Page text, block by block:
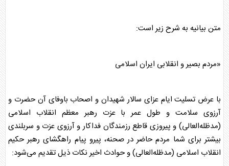
متن بیانیه به شرح زیر است:
«مردم بصیر و انقلابی ایران اسلامی
با عرض تسلیت ایام عزای سالار شهیدان و اصحاب باوفای آن حضرت و
آرزوی سلامت و طول عمر با عزت رهبر معظم انقلاب اسلامی
(مدظله‌العالی) و پیروزی قاطع رزمندگان فداکار و آرزوی عزت و سربلندی
بیشتر برای شما مردم حاضر در صحنه، پیرو پیام راهگشای رهبر حکیم
انقلاب اسلامی (مدظله‌العالی) و حوادث اخیر نکات ذیل تقدیم می‌شود: